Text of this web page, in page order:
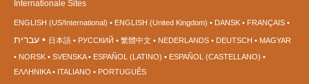
Internationale Sites
ENGLISH (US/International) ENGLISH (United Kingdom) DANSK FRANÇAIS
עברית 日本語 РУССКИЙ 繁體中文 NEDERLANDS DEUTSCH
MAGYAR
NORSK
SVENSKA ESPAÑOL (LATINO)
ESPAÑOL (CASTELLANO)
ΕΛΛΗΝΙΚA
ITALIANO PORTUGUÊS